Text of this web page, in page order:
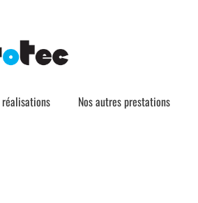
réalisations Nos autres prestations